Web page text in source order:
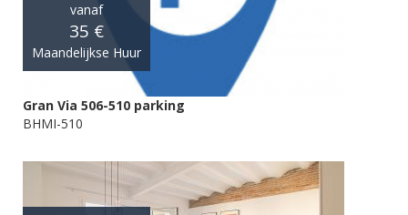
vanaf
35 €
Maandelijkse Huur
Gran Via 506-510 parking
BHMI-510